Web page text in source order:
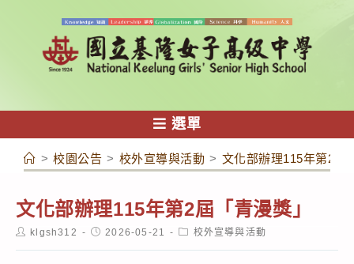
容
選單
> 校園公告 > 校外宣導與活動 > 文化部辦理115年第2屆
文化部辦理115年第2屆「青漫獎」
Postklgsh312
Post2026-05-21
Post校外宣導與活動